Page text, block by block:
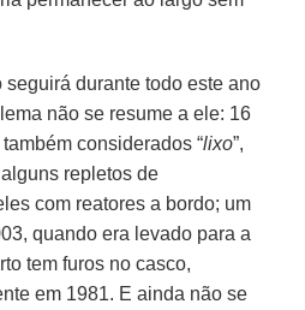
durante todo este ano
não se resume a ele: 16
considerados “lixo”,
repletos de
com reatores a bordo; um
quando era levado para a
tem furos no casco,
em 1981. E ainda não se